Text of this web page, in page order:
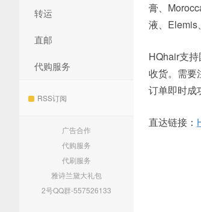
转运
直邮
代购服务
RSS订阅
广告合作
代购服务
代刷服务
雅诗兰黛大礼包
2号QQ群-557526133
膏、
液、Elemis
HQhair支
收货。需要
订单即时成
直达链接：